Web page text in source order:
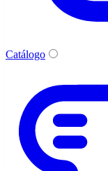
Catálogo